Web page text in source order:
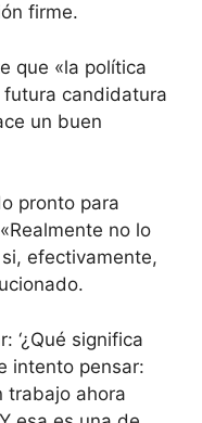
firme.
que «la política
futura candidatura
un buen
pronto para
no lo
efectivamente,
‘¿Qué significa
intento pensar:
trabajo ahora